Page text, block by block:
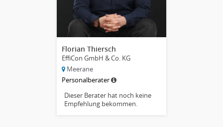
Florian Thiersch
EffiCon GmbH & Co. KG
Meerane
Personalberater
Dieser Berater hat noch keine
Empfehlung bekommen.